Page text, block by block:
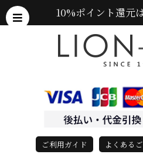
10%ポイント還元
ご利用ガイド よくある